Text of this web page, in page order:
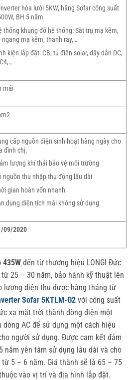
hòa lưới 5KW, hãng Sofar công suất
BH 5 năm
thống khung đỡ hệ thống: Sắt trụ mạ kẽm,
ngang mạ kẽm, thanh ray,…
kiện lắp đặt: CB, tủ điện solar, dây dẫn DC,
mái
cấp nguồn điện sinh hoạt hàng ngày cho
đình chị.
lượng khí thải bảo vệ môi trường
nguồn thu nhập thụ động lâu dài
gian hoàn vốn nhanh
dụng diện tích mái không sử dụng
09/2020
435W đến từ thương hiệu LONGI Đức
25 – 30 năm, bảo hành kỹ thuật lên
lượng điện thu được hàng tháng từ
Sofar 5KTLM-G2 với công suất
xạ mặt trời thành dòng điện một
dòng AC để sử dụng một cách hiệu
người sử dụng. Được cam kết đảm
năm yên tâm sử dụng lâu dài và cho
5 – 6 năm. Giá thành sẽ là 65 – 75
vào vị trí và địa hình lắp đặt.